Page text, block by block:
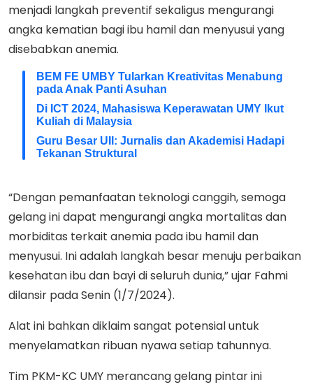
menjadi langkah preventif sekaligus mengurangi
angka kematian bagi ibu hamil dan menyusui yang
disebabkan anemia.
BEM FE UMBY Tularkan Kreativitas Menabung
pada Anak Panti Asuhan
Di ICT 2024, Mahasiswa Keperawatan UMY Ikut
Kuliah di Malaysia
Guru Besar UII: Jurnalis dan Akademisi Hadapi
Tekanan Struktural
“Dengan pemanfaatan teknologi canggih, semoga
gelang ini dapat mengurangi angka mortalitas dan
morbiditas terkait anemia pada ibu hamil dan
menyusui. Ini adalah langkah besar menuju perbaikan
kesehatan ibu dan bayi di seluruh dunia,” ujar Fahmi
dilansir pada Senin (1/7/2024).
Alat ini bahkan diklaim sangat potensial untuk
menyelamatkan ribuan nyawa setiap tahunnya.
Tim PKM-KC UMY merancang gelang pintar ini